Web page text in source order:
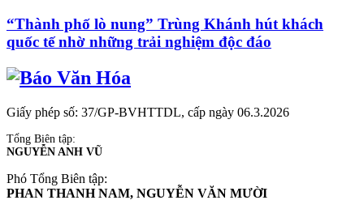
“Thành phố lò nung” Trùng Khánh hút khách
quốc tế nhờ những trải nghiệm độc đáo
Giấy phép số: 37/GP-BVHTTDL, cấp ngày 06.3.2026
Tổng Biên tập:
NGUYỄN ANH VŨ
Phó Tổng Biên tập:
PHAN THANH NAM, NGUYỄN VĂN MƯỜI